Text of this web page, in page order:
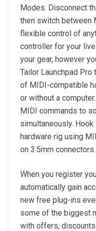
Modes. Disconnect
then switch between
flexible control of
controller for your
your gear, however
Tailor Launchpad
of MIDI-compatible
or without a
MIDI commands to
simultaneously. Hook
hardware rig using
on 3.5mm connectors.
When you register
automatically gain
new free plug-ins
some of the biggest
with offers, discounts